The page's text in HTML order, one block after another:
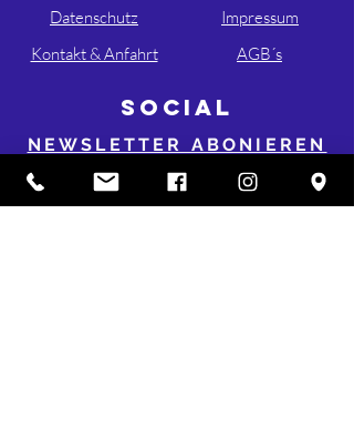
Datenschutz
Kontakt & Anfahrt
Impressum
AGB´s
SOCIAL
NEWSLETTER ABONIEREN
FOLGE UNS AUF INSTA & FB